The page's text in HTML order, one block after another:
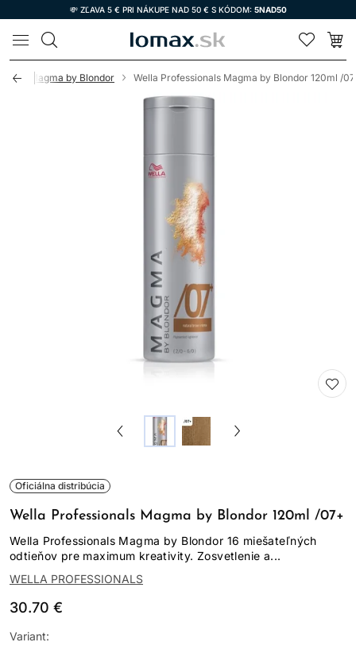
💸 ZĽAVA 5 € PRI NÁKUPE NAD 50 € S KÓDOM: 5NAD50
LOMAX
Wella Magma by Blondor Wella Professionals Magma by Blondor 120ml /
Oficiálna distribúcia
Wella Professionals Magma by Blondor 120ml /07+
Wella Professionals Magma by Blondor 16 miešateľných
odtieňov pre maximum kreativity. Zosvetlenie a...
WELLA PROFESSIONALS
30.70 €
Variant: